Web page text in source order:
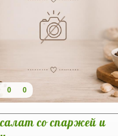
0 0
со спаржей и